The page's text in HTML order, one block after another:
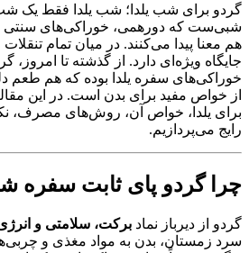
گردو برای شب یلدا؛ شب یلدا فقط یک
شبی‌ست که دورهمی، خوراکی‌های سنتی
هم معنا پیدا می‌کنند. در میان تمام
جایگاه ویژه‌ای دارد. از گذشته تا امروز،
خوراکی‌های سفره یلدا بوده که هم طعم
از خواص مفید برای بدن است. در این
برای یلدا، خواص آن، روش‌های مصرف،
رایج می‌پردازیم.
چرا گردو پای ثابت سفره
گردو از دیرباز نماد برکت، سلامتی و
سرد زمستان، بدن به مواد مغذی و